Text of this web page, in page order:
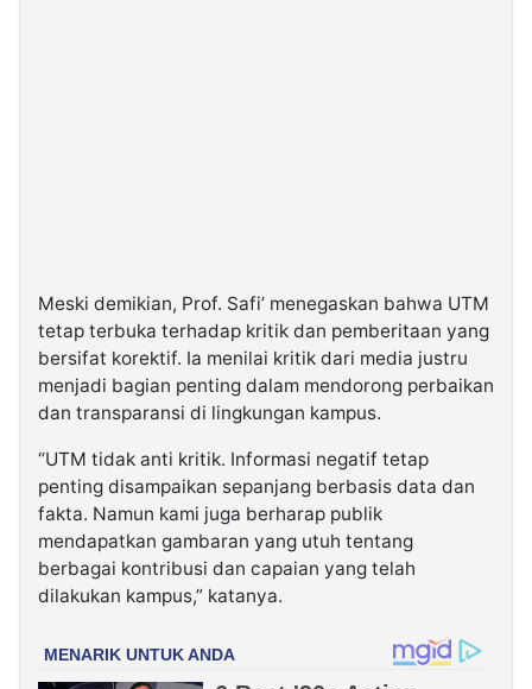
Meski demikian, Prof. Safi’ menegaskan bahwa UTM
tetap terbuka terhadap kritik dan pemberitaan yang
bersifat korektif. Ia menilai kritik dari media justru
menjadi bagian penting dalam mendorong perbaikan
dan transparansi di lingkungan kampus.
“UTM tidak anti kritik. Informasi negatif tetap
penting disampaikan sepanjang berbasis data dan
fakta. Namun kami juga berharap publik
mendapatkan gambaran yang utuh tentang
berbagai kontribusi dan capaian yang telah
dilakukan kampus,” katanya.